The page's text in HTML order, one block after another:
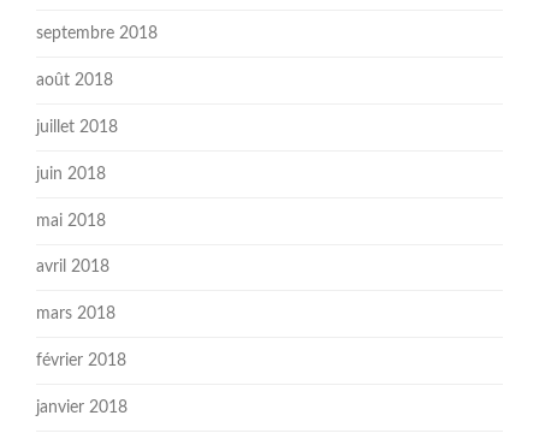
septembre 2018
août 2018
juillet 2018
juin 2018
mai 2018
avril 2018
mars 2018
février 2018
janvier 2018